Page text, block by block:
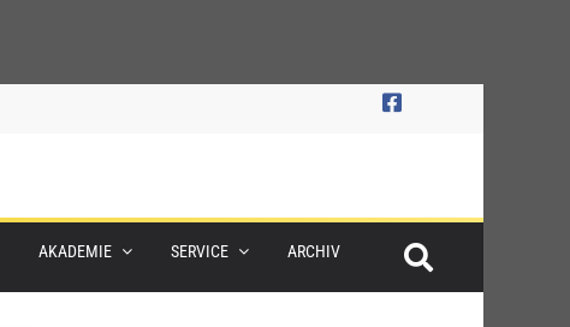
AKADEMIE SERVICE ARCHIV